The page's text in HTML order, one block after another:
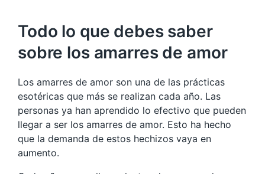
Todo lo que debes saber
sobre los amarres de amor
Los amarres de amor son una de las prácticas
esotéricas que más se realizan cada año. Las
personas ya han aprendido lo efectivo que pueden
llegar a ser los amarres de amor. Esto ha hecho
que la demanda de estos hechizos vaya en
aumento.